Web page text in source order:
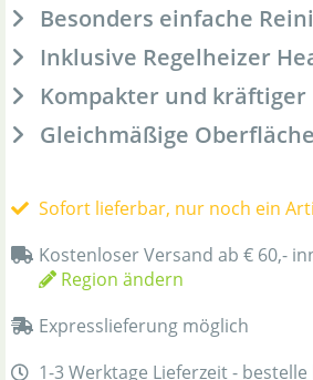
Besonders einfache
Inklusive Regelheizer
Kompakter und
Gleichmäßige
Sofort lieferbar, nur noch ein
Kostenloser Versand ab € 60,-
Region ändern
Expresslieferung möglich
1-3 Werktage Lieferzeit -